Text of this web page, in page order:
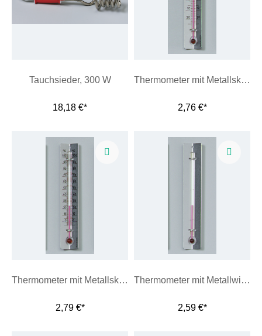
Tauchsieder, 300 W
18,18 €*
Thermometer mit Metallskala, 25/+50 °C
2,76 €*
Thermometer mit Metallskala, 3/+103 °C
2,79 €*
Thermometer mit Metallwinkel, ohne Graduierung
2,59 €*